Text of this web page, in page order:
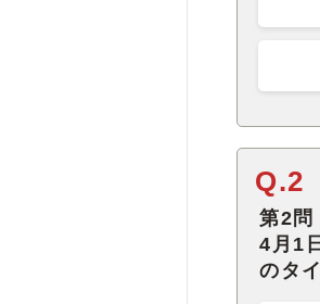
Q.2
第2問
4月1
のタ